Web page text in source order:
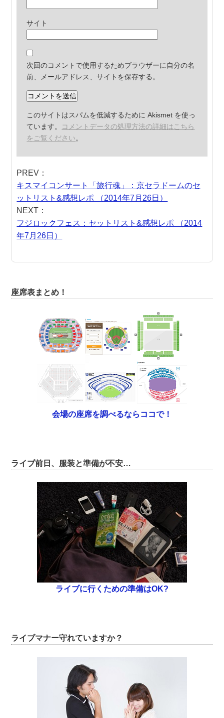
サイト
次回のコメントで使用するためブラウザーに自分の名
前、メールアドレス、サイトを保存する。
このサイトはスパムを低減するために Akismet を使っ
ています。 コメントデータの処理方法の詳細はこちら
をご覧ください。
PREV：
キスマイコンサート「旅行魂」：京セラドームのセ
ットリスト&感想レポ （2014年7月26日）
NEXT：
フジロックフェス：セットリスト&感想レポ （2014
年7月26日）
座席表まとめ！
会場の座席を調べるならココで！
ライブ前日、服装と準備が不安…
ライブに行くための準備はOK?
ライブマナー守れていますか？